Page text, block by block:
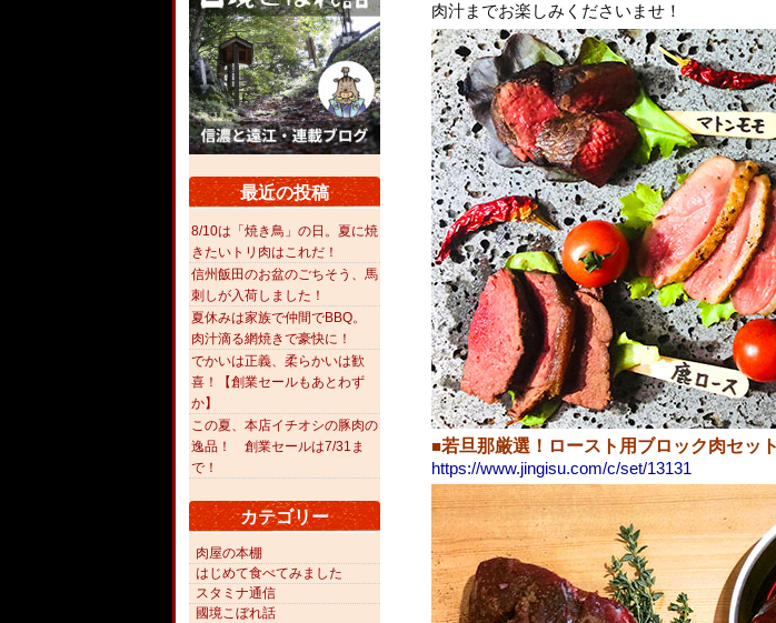
肉汁までお楽しみくださいませ！
■若旦那厳選！ロースト用ブロック肉セット
https://www.jingisu.com/c/set/13131
最近の投稿
8/10は「焼き鳥」の日。夏に焼
きたいトリ肉はこれだ！
信州飯田のお盆のごちそう、馬
刺しが入荷しました！
夏休みは家族で仲間でBBQ。
肉汁滴る網焼きで豪快に！
でかいは正義、柔らかいは歓
喜！【創業セールもあとわず
か】
この夏、本店イチオシの豚肉の
逸品！ 創業セールは7/31ま
で！
カテゴリー
肉屋の本棚
はじめて食べてみました
スタミナ通信
國境こぼれ話